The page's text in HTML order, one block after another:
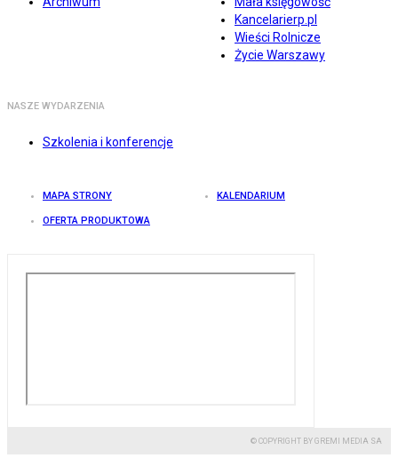
Kancelarierp.pl
Wieści Rolnicze
Życie Warszawy
NASZE WYDARZENIA
Szkolenia i konferencje
MAPA STRONY KALENDARIUM
OFERTA PRODUKTOWA
© COPYRIGHT BY GREMI MEDIA SA